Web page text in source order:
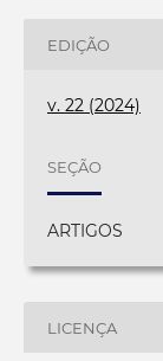
EDIÇÃO
v. 22 (2024)
SEÇÃO
ARTIGOS
LICENÇA